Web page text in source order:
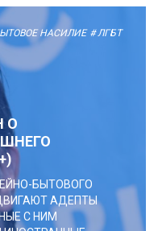
НАСИЛИЕ # ЛГБТ
О
БЫТОВОГО
АДЕПТЫ
С НИМ